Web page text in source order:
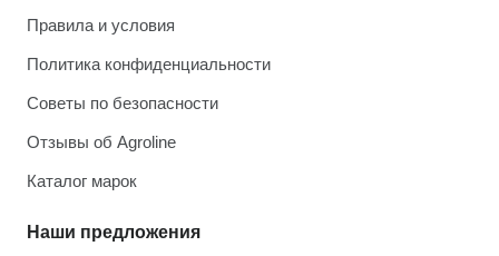
Правила и условия
Политика конфиденциальности
Советы по безопасности
Отзывы об Agroline
Каталог марок
Наши предложения